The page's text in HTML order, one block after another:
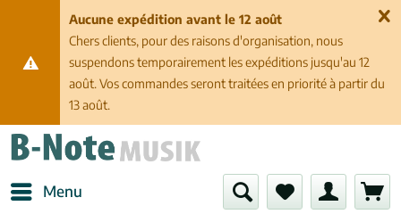
Aucune expédition avant le 12 août
Chers clients, pour des raisons d'organisation, nous
suspendons temporairement les expéditions jusqu'au 12
août. Vos commandes seront traitées en priorité à partir du
13 août.
Menu